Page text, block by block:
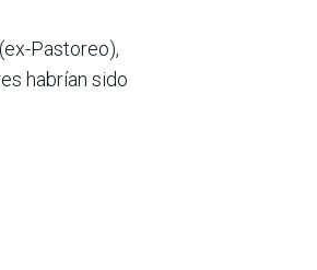
Pastoreo),
habrían sido